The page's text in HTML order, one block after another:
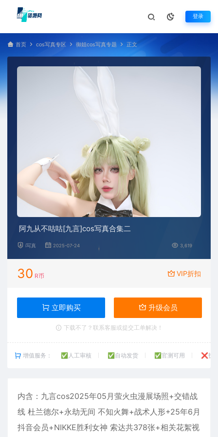
登录
首页 cos写真专区 御姐cos写真专题 正文
阿九从不咕咕[九言]cos写真合集二
i写真 2025-07-24 3,619
30 R币 VIP折扣
立即购买 升级会员
下载不了？联系客服或提交工单解决！
增值服务： ✅人工审核 ✅自动发货 ✅官测可用 ❌技
内含： 九言cos2025年05月萤火虫漫展场照+交错战
线 杜兰德尔+永劫无间 不知火舞+战术人形+25年6月
抖音会员+NIKKE胜利女神 索达共378张+相关花絮视